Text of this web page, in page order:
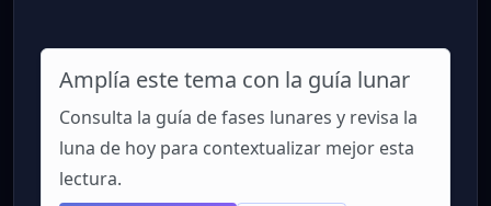
Amplía este tema con la guía lunar
Consulta la guía de fases lunares y revisa la
luna de hoy para contextualizar mejor esta
lectura.